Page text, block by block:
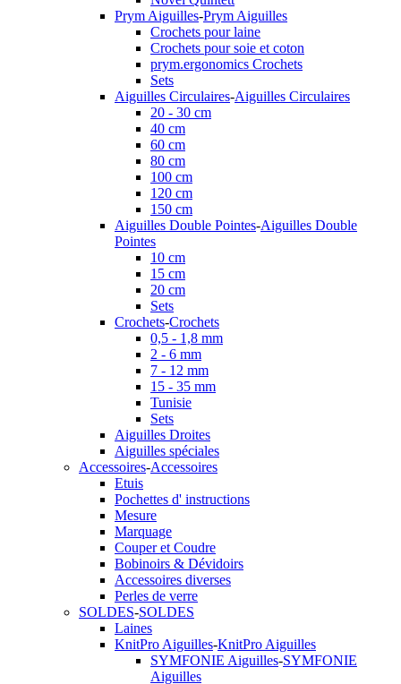
Prym Aiguilles-Prym Aiguilles
Crochets pour laine
Crochets pour soie et coton
prym.ergonomics Crochets
Sets
Aiguilles Circulaires-Aiguilles Circulaires
20 - 30 cm
40 cm
60 cm
80 cm
100 cm
120 cm
150 cm
Aiguilles Double Pointes-Aiguilles Double
Pointes
10 cm
15 cm
20 cm
Sets
Crochets-Crochets
0,5 - 1,8 mm
2 - 6 mm
7 - 12 mm
15 - 35 mm
Tunisie
Sets
Aiguilles Droites
Aiguilles spéciales
Accessoires-Accessoires
Etuis
Pochettes d' instructions
Mesure
Marquage
Couper et Coudre
Bobinoirs & Dévidoirs
Accessoires diverses
Perles de verre
SOLDES-SOLDES
Laines
KnitPro Aiguilles-KnitPro Aiguilles
SYMFONIE Aiguilles-SYMFONIE
Aiguilles